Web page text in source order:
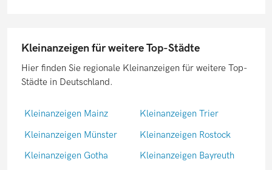
Kleinanzeigen für weitere Top-Städte
Hier finden Sie regionale Kleinanzeigen für weitere Top-
Städte in Deutschland.
Kleinanzeigen Mainz
Kleinanzeigen Trier
Kleinanzeigen Münster
Kleinanzeigen Rostock
Kleinanzeigen Gotha
Kleinanzeigen Bayreuth